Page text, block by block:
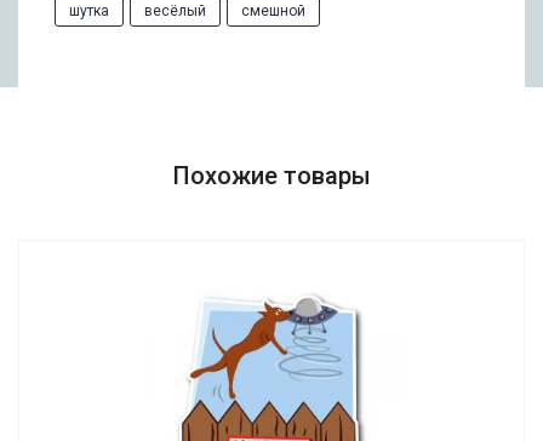
шутка
весёлый смешной
Похожие товары